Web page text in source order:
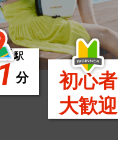
駅
分
初心者
大歓迎